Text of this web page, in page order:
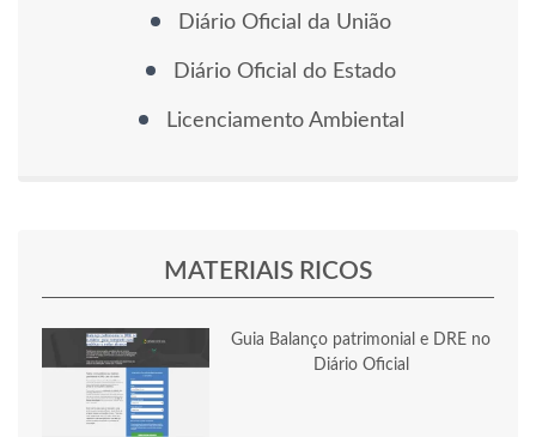
Diário Oficial da União
Diário Oficial do Estado
Licenciamento Ambiental
MATERIAIS RICOS
Guia Balanço patrimonial e DRE no
Diário Oficial